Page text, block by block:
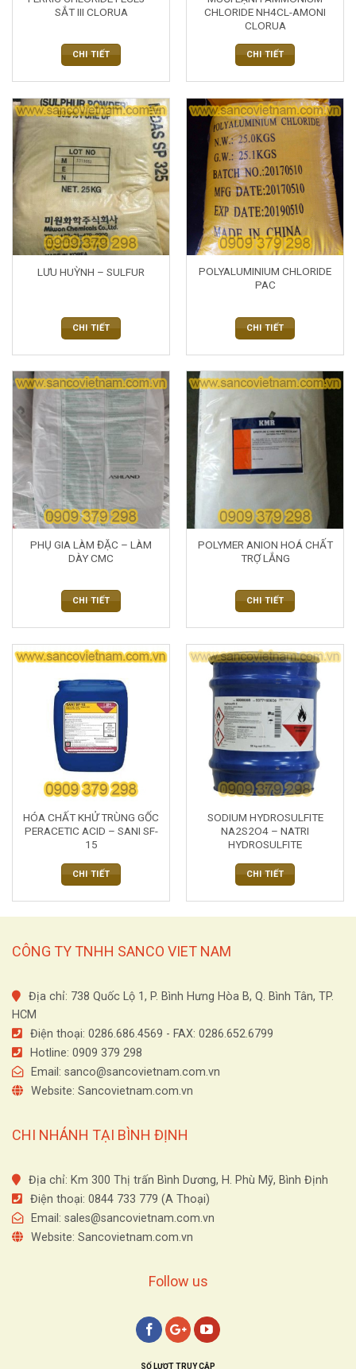
SẮT III CLORUA
CHI TIẾT
CHLORIDE NH4CL-AMONI
CLORUA
CHI TIẾT
LƯU HUỲNH – SULFUR
CHI TIẾT
POLYALUMINIUM CHLORIDE
PAC
CHI TIẾT
PHỤ GIA LÀM ĐẶC – LÀM
DÀY CMC
CHI TIẾT
POLYMER ANION HOÁ CHẤT
TRỢ LẮNG
CHI TIẾT
HÓA CHẤT KHỬ TRÙNG GỐC
PERACETIC ACID – SANI SF-
15
CHI TIẾT
SODIUM HYDROSULFITE
NA2S2O4 – NATRI
HYDROSULFITE
CHI TIẾT
CÔNG TY TNHH SANCO VIET NAM
Địa chỉ: 738 Quốc Lộ 1, P. Bình Hưng Hòa B, Q. Bình Tân, TP.
HCM
Điện thoại: 0286.686.4569 - FAX: 0286.652.6799
Hotline: 0909 379 298
Email: sanco@sancovietnam.com.vn
Website: Sancovietnam.com.vn
CHI NHÁNH TẠI BÌNH ĐỊNH
Địa chỉ: Km 300 Thị trấn Bình Dương, H. Phù Mỹ, Bình Định
Điện thoại: 0844 733 779 (A Thoại)
Email: sales@sancovietnam.com.vn
Website: Sancovietnam.com.vn
Follow us
SỐ LƯỢT TRUY CẬP